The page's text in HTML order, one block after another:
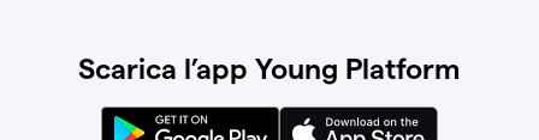
Scarica l’app Young Platform